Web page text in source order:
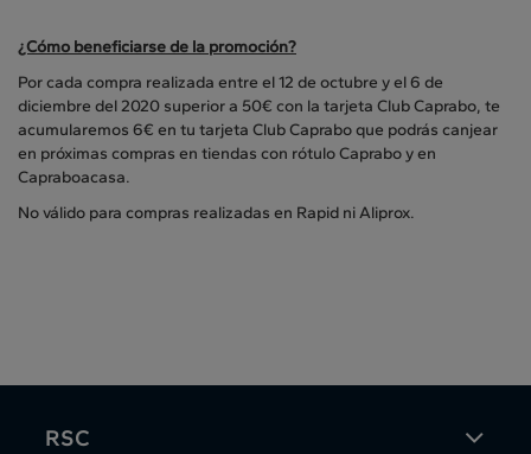
¿Cómo beneficiarse de la promoción?
Por cada compra realizada entre el 12 de octubre y el 6 de
diciembre del 2020 superior a 50€ con la tarjeta Club Caprabo, te
acumularemos 6€ en tu tarjeta Club Caprabo que podrás canjear
en próximas compras en tiendas con rótulo Caprabo y en
Capraboacasa.
No válido para compras realizadas en Rapid ni Aliprox.
RSC